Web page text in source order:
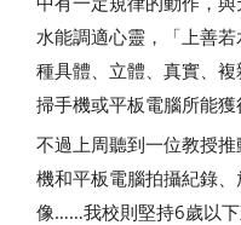
水能調適心靈，「上善
種具體、立體、真實、複
掃手機或平板電腦所能獲
不過上周聽到一位教授
機和平板電腦拍攝紀錄
像……我校則堅持6歲以